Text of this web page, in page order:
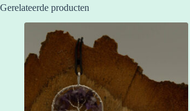
Gerelateerde producten